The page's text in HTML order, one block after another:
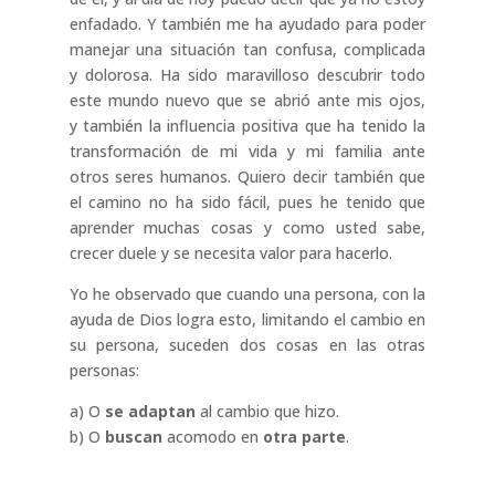
enfadado. Y también me ha ayudado para poder
manejar una situación tan confusa, complicada
y dolorosa. Ha sido maravilloso descubrir todo
este mundo nuevo que se abrió ante mis ojos,
y también la influencia positiva que ha tenido la
transformación de mi vida y mi familia ante
otros seres humanos. Quiero decir también que
el camino no ha sido fácil, pues he tenido que
aprender muchas cosas y como usted sabe,
crecer duele y se necesita valor para hacerlo.
Yo he observado que cuando una persona, con la
ayuda de Dios logra esto, limitando el cambio en
su persona, suceden dos cosas en las otras
personas:
a) O se adaptan al cambio que hizo.
b) O buscan acomodo en otra parte.